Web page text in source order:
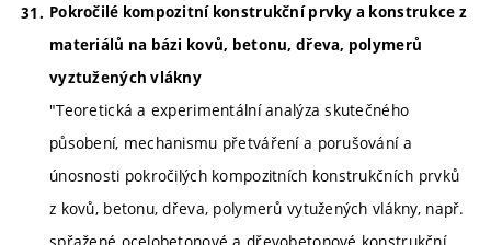
Pokročilé kompozitní konstrukční prvky a konstrukce z
materiálů na bázi kovů, betonu, dřeva, polymerů
vyztužených vlákny
"Teoretická a experimentální analýza skutečného
působení, mechanismu přetváření a porušování a
únosnosti pokročilých kompozitních konstrukčních prvků
z kovů, betonu, dřeva, polymerů vytužených vlákny, např.